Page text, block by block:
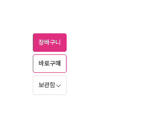
장바구니
바로구매
보관함